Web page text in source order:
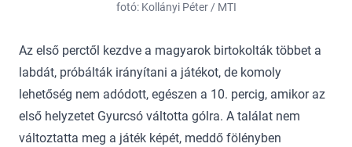
fotó: Kollányi Péter / MTI
Az első perctől kezdve a magyarok birtokolták többet a
labdát, próbálták irányítani a játékot, de komoly
lehetőség nem adódott, egészen a 10. percig, amikor az
első helyzetet Gyurcsó váltotta gólra. A találat nem
változtatta meg a játék képét, meddő fölényben